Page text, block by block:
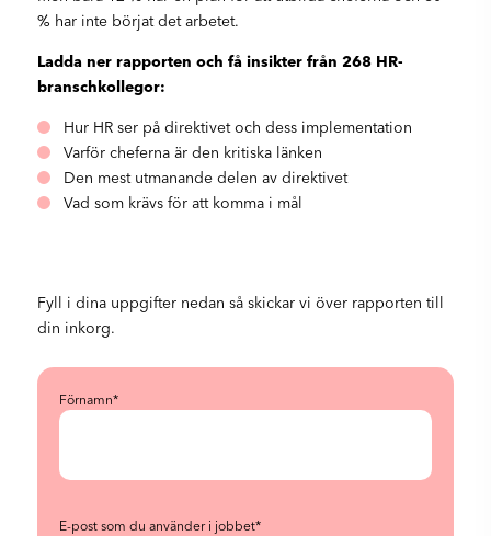
% har inte börjat det arbetet.
Ladda ner rapporten och få insikter från 268 HR-
branschkollegor:
Hur HR ser på direktivet och dess implementation
Varför cheferna är den kritiska länken
Den mest utmanande delen av direktivet
Vad som krävs för att komma i mål
Fyll i dina uppgifter nedan så skickar vi över rapporten till
din inkorg.
Förnamn*
E-post som du använder i jobbet*